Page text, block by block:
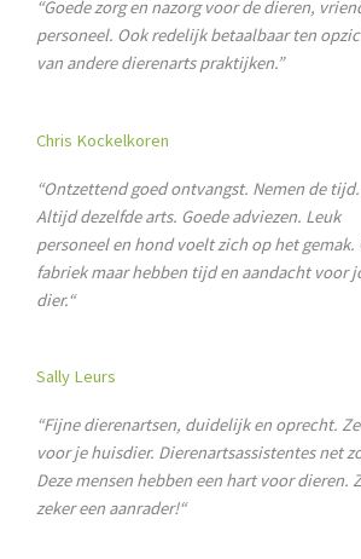
“Goede zorg en nazorg voor de dieren,
personeel. Ook redelijk betaalbaar ten
van andere dierenarts praktijken.”
Chris Kockelkoren
“Ontzettend goed ontvangst. Nemen de tijd.
Altijd dezelfde arts. Goede adviezen. Leuk
personeel en hond voelt zich op het gemak.
fabriek maar hebben tijd en aandacht voor
dier.“
Sally Leurs
“Fijne dierenartsen, duidelijk en oprecht.
voor je huisdier. Dierenartsassistentes net
Deze mensen hebben een hart voor dieren.
zeker een aanrader!“